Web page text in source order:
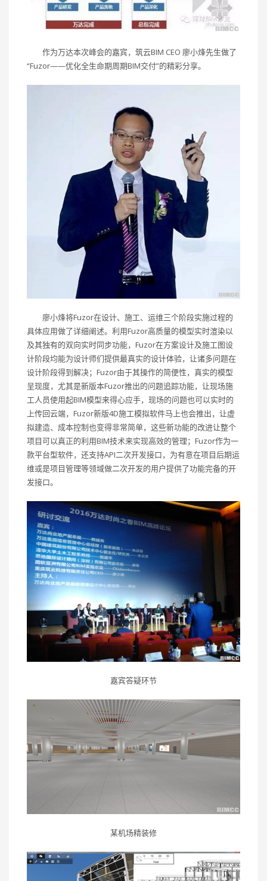
作为万达本次峰会的嘉宾，筑云BIM CEO 廖小烽先生做了
“Fuzor——优化全生命期周期BIM交付”的精彩分享。
廖小烽将Fuzor在设计、施工、运维三个阶段实施过程的
具体应用做了详细阐述。利用Fuzor高质量的模型实时渲染以
及其独有的双向实时同步功能，Fuzor在方案设计及施工图设
计阶段均能为设计师们提供最真实的设计体验，让诸多问题在
设计阶段得到解决；Fuzor由于其操作的简便性，真实的模型
呈现度，尤其是新版本Fuzor推出的问题追踪功能，让现场施
工人员使用起BIM模型来得心应手，现场的问题也可以实时的
上传回云端，Fuzor新版4D施工模拟软件马上也会推出，让虚
拟建造、成本控制也变得非常简单，这些新功能的改进让整个
项目可以真正的利用BIM技术来实现高效的管理；Fuzor作为一
款平台型软件，还支持API二次开发接口，为有意在项目后期运
维或是项目管理等领域做二次开发的用户提供了功能完备的开
发接口。
嘉宾答疑环节
某机场精装修